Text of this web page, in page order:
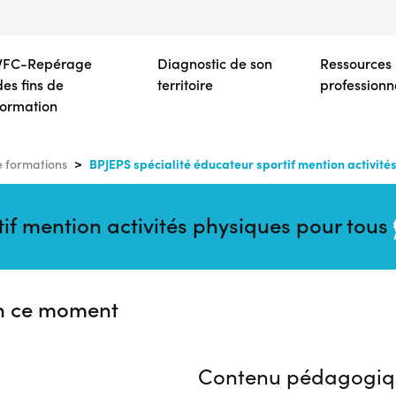
contenu
principal
Repérage
fins de
Diagnostic de son
territoire
Ressources
formations BPJEPS spécialité éducateur sportif mention
mention activités physiques pour tous
ce moment
Contenu